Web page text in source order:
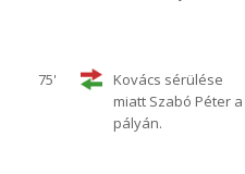
75'
Kovács sérülése
miatt Szabó Péter a
pályán.